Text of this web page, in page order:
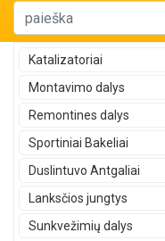
Katalizatoriai
Montavimo dalys
Remontines dalys
Sportiniai Bakeliai
Duslintuvo Antgaliai
Lanksčios jungtys
Sunkvežimių dalys